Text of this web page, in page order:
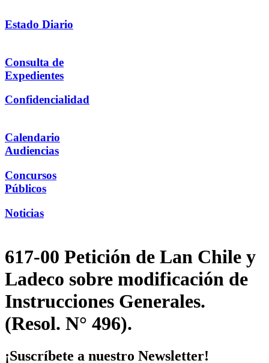
Estado Diario
Consulta de
Expedientes
Confidencialidad
Calendario
Audiencias
Concursos
Públicos
Noticias
617-00 Petición de Lan Chile y
Ladeco sobre modificación de
Instrucciones Generales.
(Resol. N° 496).
¡Suscríbete a nuestro Newsletter!